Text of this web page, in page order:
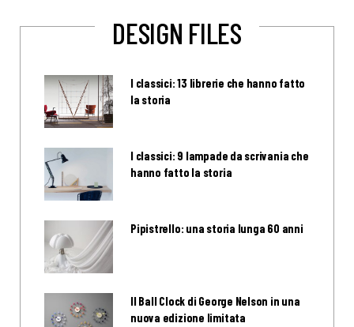
DESIGN FILES
I classici: 13 librerie che hanno fatto
la storia
I classici: 9 lampade da scrivania che
hanno fatto la storia
Pipistrello: una storia lunga 60 anni
Il Ball Clock di George Nelson in una
nuova edizione limitata